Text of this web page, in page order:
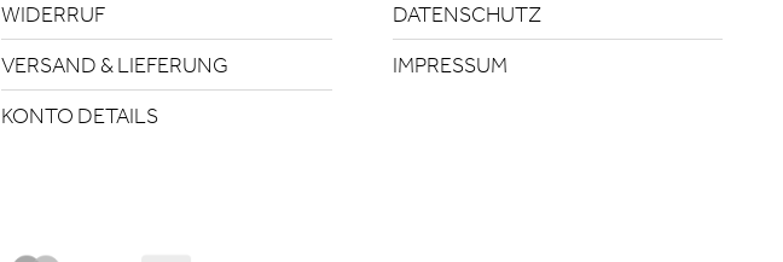
WIDERRUF
VERSAND & LIEFERUNG
KONTO DETAILS
DATENSCHUTZ
IMPRESSUM